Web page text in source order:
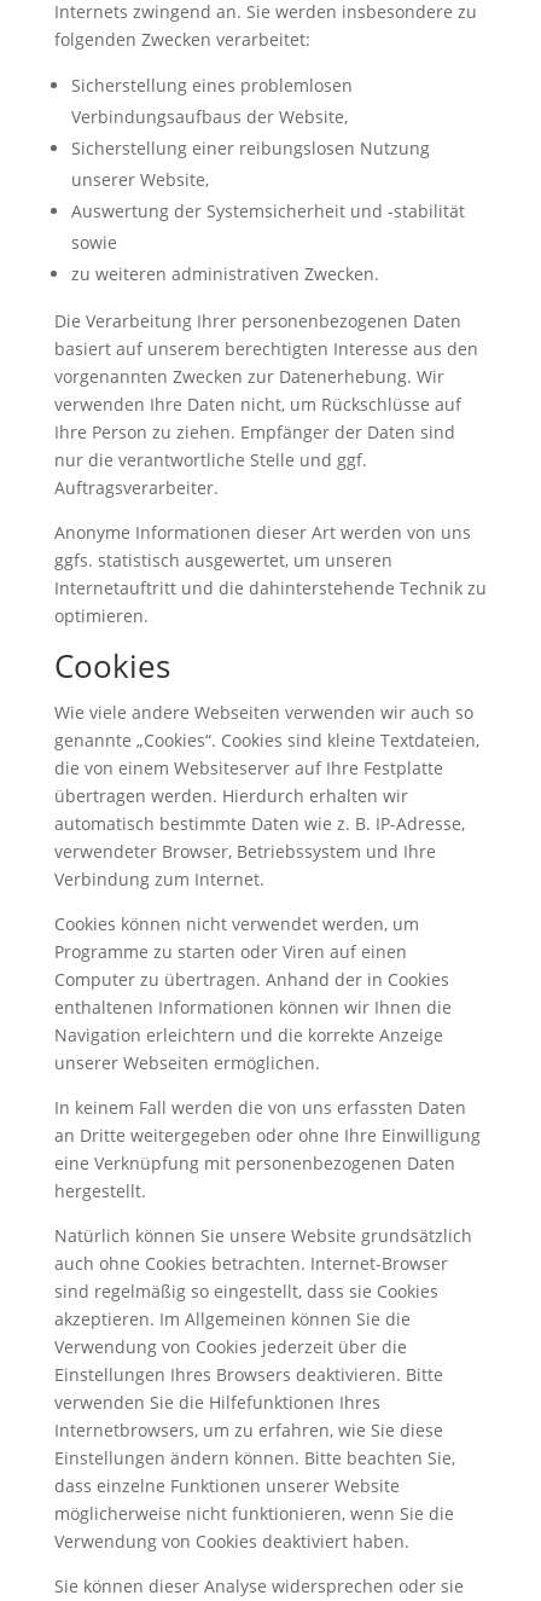
Internets zwingend an. Sie werden insbesondere zu
folgenden Zwecken verarbeitet:
Sicherstellung eines problemlosen
Verbindungsaufbaus der Website,
Sicherstellung einer reibungslosen Nutzung
unserer Website,
Auswertung der Systemsicherheit und -stabilität
sowie
zu weiteren administrativen Zwecken.
Die Verarbeitung Ihrer personenbezogenen Daten
basiert auf unserem berechtigten Interesse aus den
vorgenannten Zwecken zur Datenerhebung. Wir
verwenden Ihre Daten nicht, um Rückschlüsse auf
Ihre Person zu ziehen. Empfänger der Daten sind
nur die verantwortliche Stelle und ggf.
Auftragsverarbeiter.
Anonyme Informationen dieser Art werden von uns
ggfs. statistisch ausgewertet, um unseren
Internetauftritt und die dahinterstehende Technik zu
optimieren.
Cookies
Wie viele andere Webseiten verwenden wir auch so
genannte „Cookies“. Cookies sind kleine Textdateien,
die von einem Websiteserver auf Ihre Festplatte
übertragen werden. Hierdurch erhalten wir
automatisch bestimmte Daten wie z. B. IP-Adresse,
verwendeter Browser, Betriebssystem und Ihre
Verbindung zum Internet.
Cookies können nicht verwendet werden, um
Programme zu starten oder Viren auf einen
Computer zu übertragen. Anhand der in Cookies
enthaltenen Informationen können wir Ihnen die
Navigation erleichtern und die korrekte Anzeige
unserer Webseiten ermöglichen.
In keinem Fall werden die von uns erfassten Daten
an Dritte weitergegeben oder ohne Ihre Einwilligung
eine Verknüpfung mit personenbezogenen Daten
hergestellt.
Natürlich können Sie unsere Website grundsätzlich
auch ohne Cookies betrachten. Internet-Browser
sind regelmäßig so eingestellt, dass sie Cookies
akzeptieren. Im Allgemeinen können Sie die
Verwendung von Cookies jederzeit über die
Einstellungen Ihres Browsers deaktivieren. Bitte
verwenden Sie die Hilfefunktionen Ihres
Internetbrowsers, um zu erfahren, wie Sie diese
Einstellungen ändern können. Bitte beachten Sie,
dass einzelne Funktionen unserer Website
möglicherweise nicht funktionieren, wenn Sie die
Verwendung von Cookies deaktiviert haben.
Sie können dieser Analyse widersprechen oder sie